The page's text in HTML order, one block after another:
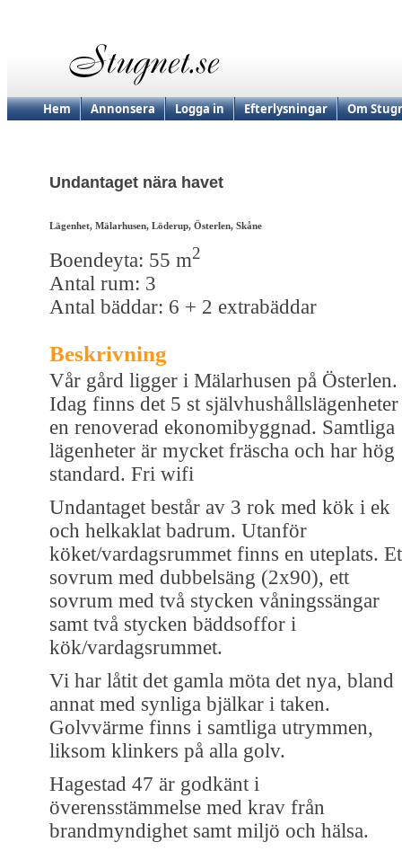
Hem Annonsera Logga in Efterlysningar Om
Undantaget nära havet
Lägenhet, Mälarhusen, Löderup, Österlen, Skåne
Boendeyta: 55 m2
Antal rum: 3
Antal bäddar: 6 + 2 extrabäddar
Beskrivning
Vår gård ligger i Mälarhusen på Österlen.
Idag finns det 5 st
en renoverad ekonomibyggnad. Samtliga
lägenheter är mycket fräscha och har hög
standard. Fri wifi
Undantaget består av 3 rok med kök i ek
och helkaklat badrum. Utanför
köket/vardagsrummet finns en uteplats.
sovrum med dubbelsäng (2x90), ett
sovrum med två stycken våningssängar
samt två stycken bäddsoffor i
kök/vardagsrummet.
Vi har låtit det gamla möta det nya, bland
annat med synliga bjälkar i taken.
Golvvärme finns i samtliga utrymmen,
liksom klinkers på alla golv.
Hagestad 47 är godkänt i
överensstämmelse med krav från
brandmyndighet samt miljö och hälsa.